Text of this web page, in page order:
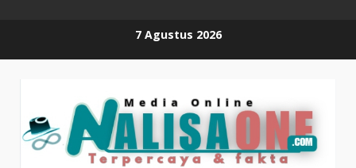
7 Agustus 2026